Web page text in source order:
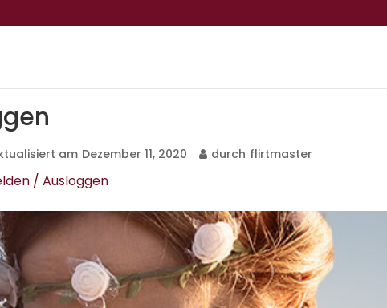
am Dezember 11, 2020 durch flirtmaster
/ Ausloggen